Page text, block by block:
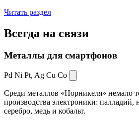
Читать раздел
Всегда на связи
Металлы для смартфонов
Pd Ni Pt, Ag Cu Co
Среди металлов «Норникеля» немало
производства электроники: палладий,
серебро, медь и кобальт.